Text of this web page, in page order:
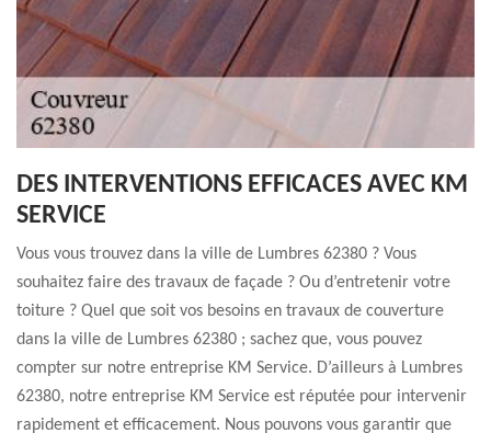
DES INTERVENTIONS EFFICACES AVEC KM
SERVICE
Vous vous trouvez dans la ville de Lumbres 62380 ? Vous
souhaitez faire des travaux de façade ? Ou d’entretenir votre
toiture ? Quel que soit vos besoins en travaux de couverture
dans la ville de Lumbres 62380 ; sachez que, vous pouvez
compter sur notre entreprise KM Service. D’ailleurs à Lumbres
62380, notre entreprise KM Service est réputée pour intervenir
rapidement et efficacement. Nous pouvons vous garantir que